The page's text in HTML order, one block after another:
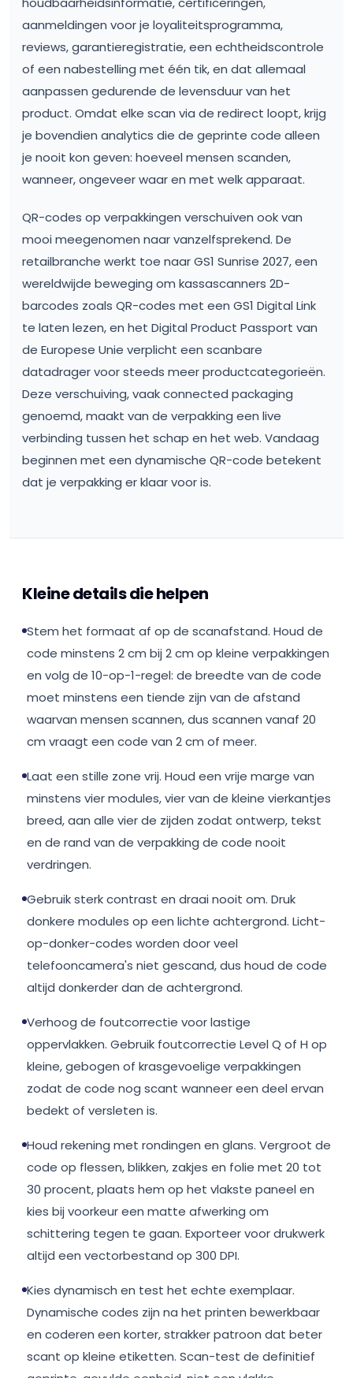
aanmeldingen voor je loyaliteitsprogramma,
reviews, garantieregistratie, een echtheidscontrole
of een nabestelling met één tik, en dat allemaal
aanpassen gedurende de levensduur van het
product. Omdat elke scan via de redirect loopt, krijg
je bovendien analytics die de geprinte code alleen
je nooit kon geven: hoeveel mensen scanden,
wanneer, ongeveer waar en met welk apparaat.
QR-codes op verpakkingen verschuiven ook van
mooi meegenomen naar vanzelfsprekend. De
retailbranche werkt toe naar GS1 Sunrise 2027, een
wereldwijde beweging om kassascanners 2D-
barcodes zoals QR-codes met een GS1 Digital Link
te laten lezen, en het Digital Product Passport van
de Europese Unie verplicht een scanbare
datadrager voor steeds meer productcategorieën.
Deze verschuiving, vaak connected packaging
genoemd, maakt van de verpakking een live
verbinding tussen het schap en het web. Vandaag
beginnen met een dynamische QR-code betekent
dat je verpakking er klaar voor is.
Kleine details die helpen
Stem het formaat af op de scanafstand. Houd de
code minstens 2 cm bij 2 cm op kleine verpakkingen
en volg de 10-op-1-regel: de breedte van de code
moet minstens een tiende zijn van de afstand
waarvan mensen scannen, dus scannen vanaf 20
cm vraagt een code van 2 cm of meer.
Laat een stille zone vrij. Houd een vrije marge van
minstens vier modules, vier van de kleine vierkantjes
breed, aan alle vier de zijden zodat ontwerp, tekst
en de rand van de verpakking de code nooit
verdringen.
Gebruik sterk contrast en draai nooit om. Druk
donkere modules op een lichte achtergrond. Licht-
op-donker-codes worden door veel
telefooncamera's niet gescand, dus houd de code
altijd donkerder dan de achtergrond.
Verhoog de foutcorrectie voor lastige
oppervlakken. Gebruik foutcorrectie Level Q of H op
kleine, gebogen of krasgevoelige verpakkingen
zodat de code nog scant wanneer een deel ervan
bedekt of versleten is.
Houd rekening met rondingen en glans. Vergroot de
code op flessen, blikken, zakjes en folie met 20 tot
30 procent, plaats hem op het vlakste paneel en
kies bij voorkeur een matte afwerking om
schittering tegen te gaan. Exporteer voor drukwerk
altijd een vectorbestand op 300 DPI.
Kies dynamisch en test het echte exemplaar.
Dynamische codes zijn na het printen bewerkbaar
en coderen een korter, strakker patroon dat beter
scant op kleine etiketten. Scan-test de definitief